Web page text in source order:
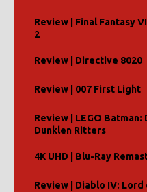
Review | Final Fantasy
2
Review | Directive 8020
Review | 007 First Light
Review | LEGO Batman:
Dunklen Ritters
4K UHD | Blu-Ray
Review | Diablo IV: Lord